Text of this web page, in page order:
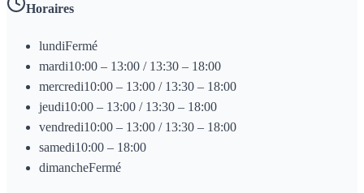
Horaires
lundiFermé
mardi10:00 – 13:00 / 13:30 – 18:00
mercredi10:00 – 13:00 / 13:30 – 18:00
jeudi10:00 – 13:00 / 13:30 – 18:00
vendredi10:00 – 13:00 / 13:30 – 18:00
samedi10:00 – 18:00
dimancheFermé